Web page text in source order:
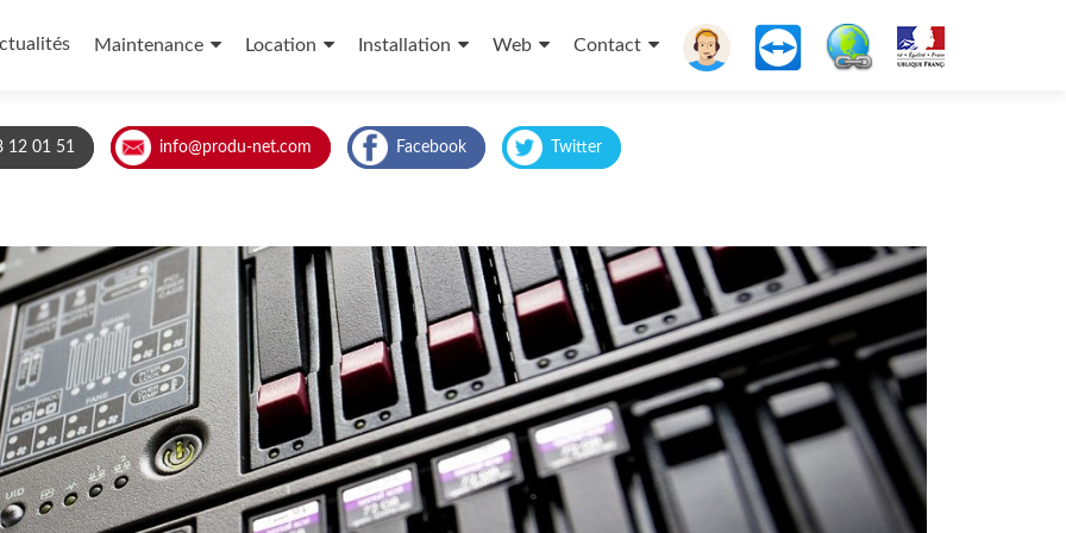
Maintenance Location Installation Web Contact
12 01 51 info@produ-net.com Facebook Twitter